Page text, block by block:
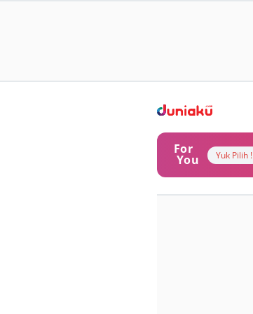
For
You Yuk Pilih !